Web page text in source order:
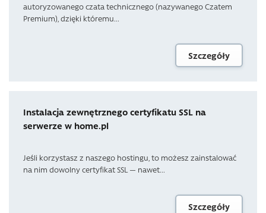
autoryzowanego czata technicznego (nazywanego Czatem
Premium), dzięki któremu...
Szczegóły
Instalacja zewnętrznego certyfikatu SSL na
serwerze w home.pl
Jeśli korzystasz z naszego hostingu, to możesz zainstalować
na nim dowolny certyfikat SSL — nawet...
Szczegóły